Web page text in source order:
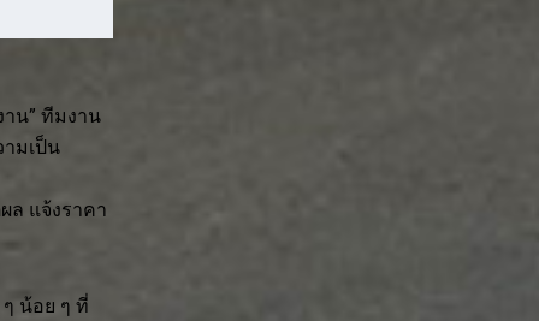
น” ทีมงาน
มเป็น
ล แจ้งราคา
น้อย ๆ ที่